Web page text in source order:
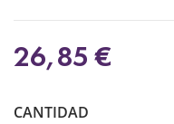
26,85 €
CANTIDAD